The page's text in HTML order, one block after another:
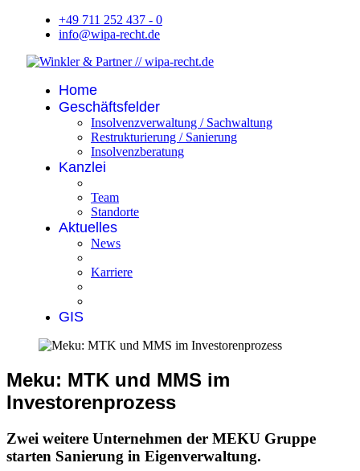
+49 711 252 437 - 0
info@wipa-recht.de
Home
Geschäftsfelder
Insolvenzverwaltung / Sachwaltung
Restrukturierung / Sanierung
Insolvenzberatung
Kanzlei
Team
Standorte
Aktuelles
News
Karriere
GIS
Meku: MTK und MMS im
Investorenprozess
Zwei weitere Unternehmen der MEKU Gruppe
starten Sanierung in Eigenverwaltung.